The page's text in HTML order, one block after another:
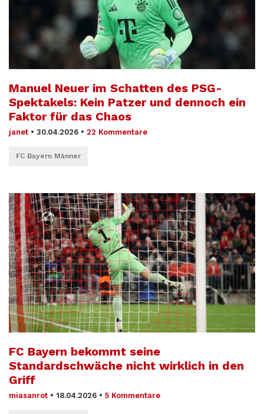
Manuel Neuer im Schatten des PSG-
Spektakels: Kein Patzer und dennoch ein
Faktor für das Chaos
janet • 30.04.2026 • 22 Kommentare
FC Bayern Männer
FC Bayern bekommt seine
Standardschwäche nicht wirklich in den
Griff
miasanrot • 18.04.2026 • 5 Kommentare